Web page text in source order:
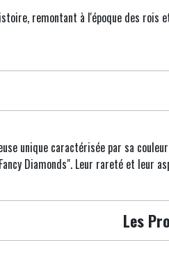
remontant à l'époque des
unique caractérisée par sa
Diamonds". Leur rareté et leur
Les